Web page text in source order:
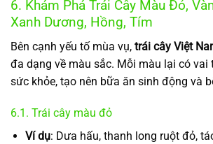
6. Khám Phá Trái Cây Màu Đỏ,
Xanh Dương, Hồng, Tím
Bên cạnh yếu tố mùa vụ, trái cây Việt
đa dạng về màu sắc. Mỗi màu lại có vai
sức khỏe, tạo nên bữa ăn sinh động và
6.1. Trái cây màu đỏ
Ví dụ: Dưa hấu, thanh long ruột đỏ,